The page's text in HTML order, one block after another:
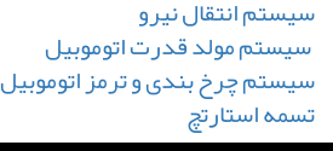
سیستم انتقال نیرو
سیستم مولد قدرت اتوموبیل
سیستم چرخ بندی و ترمز اتوموبیل
تسمه استارتچ